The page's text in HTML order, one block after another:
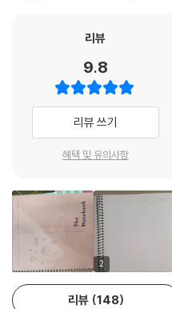
리뷰
9.8
리뷰 쓰기
혜택 및 유의사항
2
리뷰 148